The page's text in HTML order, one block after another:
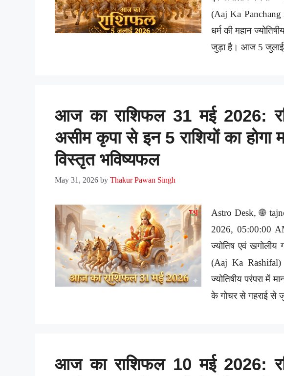
(Aaj Ka
धर्म की महान
जुड़ा है। आज 5
आज का राशिफल 31 मई 2026:
असीम कृपा से इन 5 राशियों का होगा
विस्तृत भविष्यफल
May 31, 2026 by Thakur Pawan Singh
Astro Desk, 🌐
2026, 05:00:00
ज्योतिष एवं
(Aaj Ka
ज्योतिषीय परंपरा में
के गोचर से गहराई से
आज का राशिफल 10 मई 2026: